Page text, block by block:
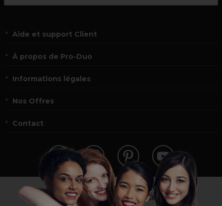
Aide et support Client
À propos de Pro-Duo
Informations légales
Nos Offres
Contact
Vous n’êtes pas un professionnel ?
Visitez notre site pour les particuliers!